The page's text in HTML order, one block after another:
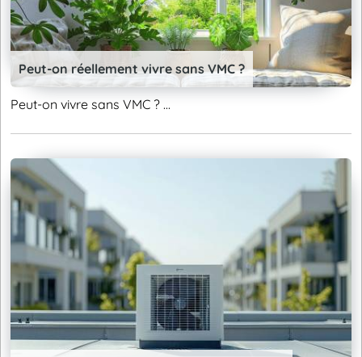
Peut-on réellement vivre sans VMC ?
Peut-on vivre sans VMC ? ...